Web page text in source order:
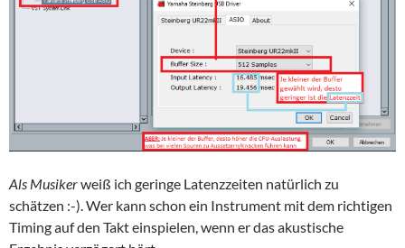
Als Musikerweiß ich geringe Latenzzeiten natürlich zu
schätzen :-). Wer kann schon ein Instrument mit dem richtigen
Timing auf den Takt einspielen, wenn er das akustische